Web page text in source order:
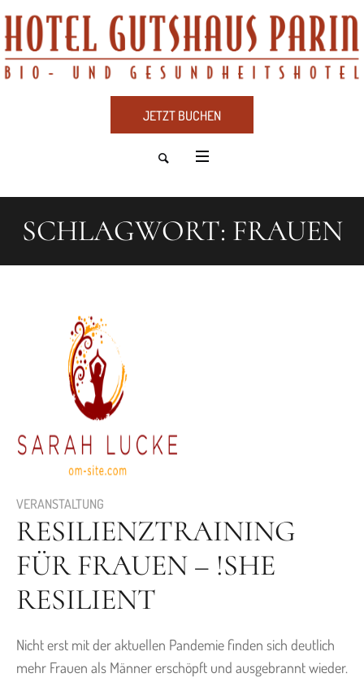
JETZT BUCHEN
SCHLAGWORT: FRAUEN
VERANSTALTUNG
RESILIENZTRAINING
FÜR FRAUEN – !SHE
RESILIENT
Nicht erst mit der aktuellen Pandemie finden sich deutlich
mehr Frauen als Männer erschöpft und ausgebrannt wieder.